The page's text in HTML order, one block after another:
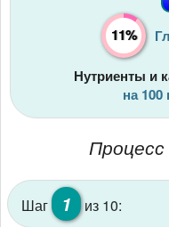
11%
Нутриенты и
на
Шаг 1
из 10: